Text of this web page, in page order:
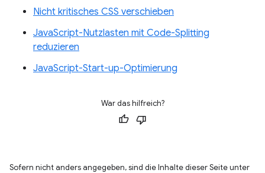
Nicht kritisches CSS verschieben
JavaScript-Nutzlasten mit Code-Splitting
reduzieren
JavaScript-Start-up-Optimierung
War das hilfreich?
Sofern nicht anders angegeben, sind die Inhalte dieser Seite unter